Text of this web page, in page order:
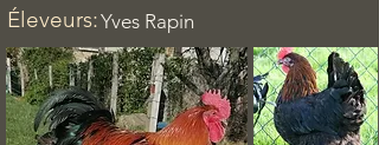
Éleveurs:Yves Rapin